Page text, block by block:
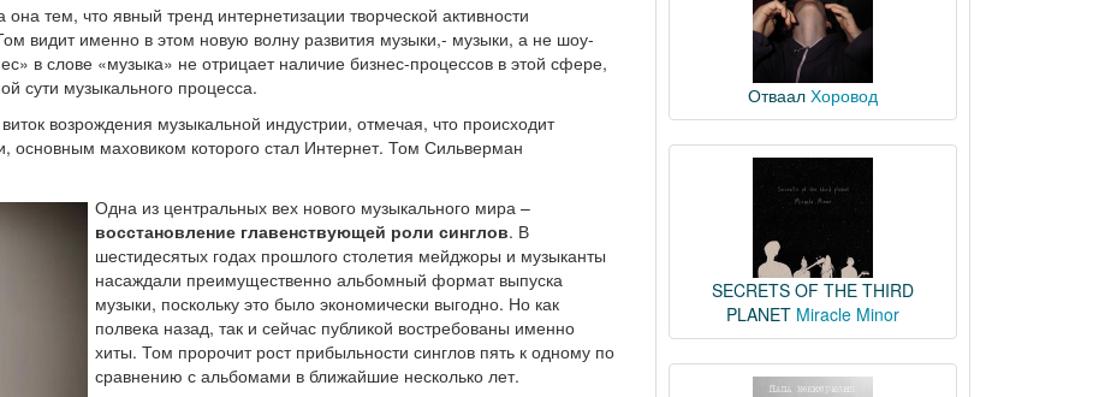
тем, что явный тренд интернетизации творческой активности
видит именно в этом новую волну развития музыки,- музыки, а не шоу-
в слове «музыка» не отрицает наличие бизнес-процессов в этой сфере,
сути музыкального процесса.
возрождения музыкальной индустрии, отмечая, что происходит
основным маховиком которого стал Интернет. Том Сильверман
Одна из центральных вех нового музыкального мира –
восстановление главенствующей роли синглов. В
шестидесятых годах прошлого столетия мейджоры и музыканты
насаждали преимущественно альбомный формат выпуска
музыки, поскольку это было экономически выгодно. Но как
полвека назад, так и сейчас публикой востребованы именно
хиты. Том пророчит рост прибыльности синглов пять к одному по
сравнению с альбомами в ближайшие несколько лет.
Отваал Хоровод
SECRETS OF THE THIRD
PLANET Miracle Minor